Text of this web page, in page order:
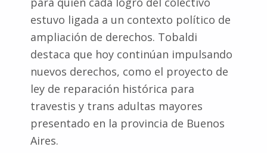
estuvo ligada a un contexto político de
ampliación de derechos. Tobaldi
destaca que hoy continúan impulsando
nuevos derechos, como el proyecto de
ley de reparación histórica para
travestis y trans adultas mayores
presentado en la provincia de Buenos
Aires.